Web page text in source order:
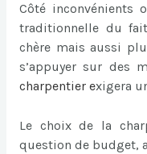
Côté inconvénients
traditionnelle du
chère mais aussi
s’appuyer sur des
charpentier exigera
Le choix de la
question de budget,